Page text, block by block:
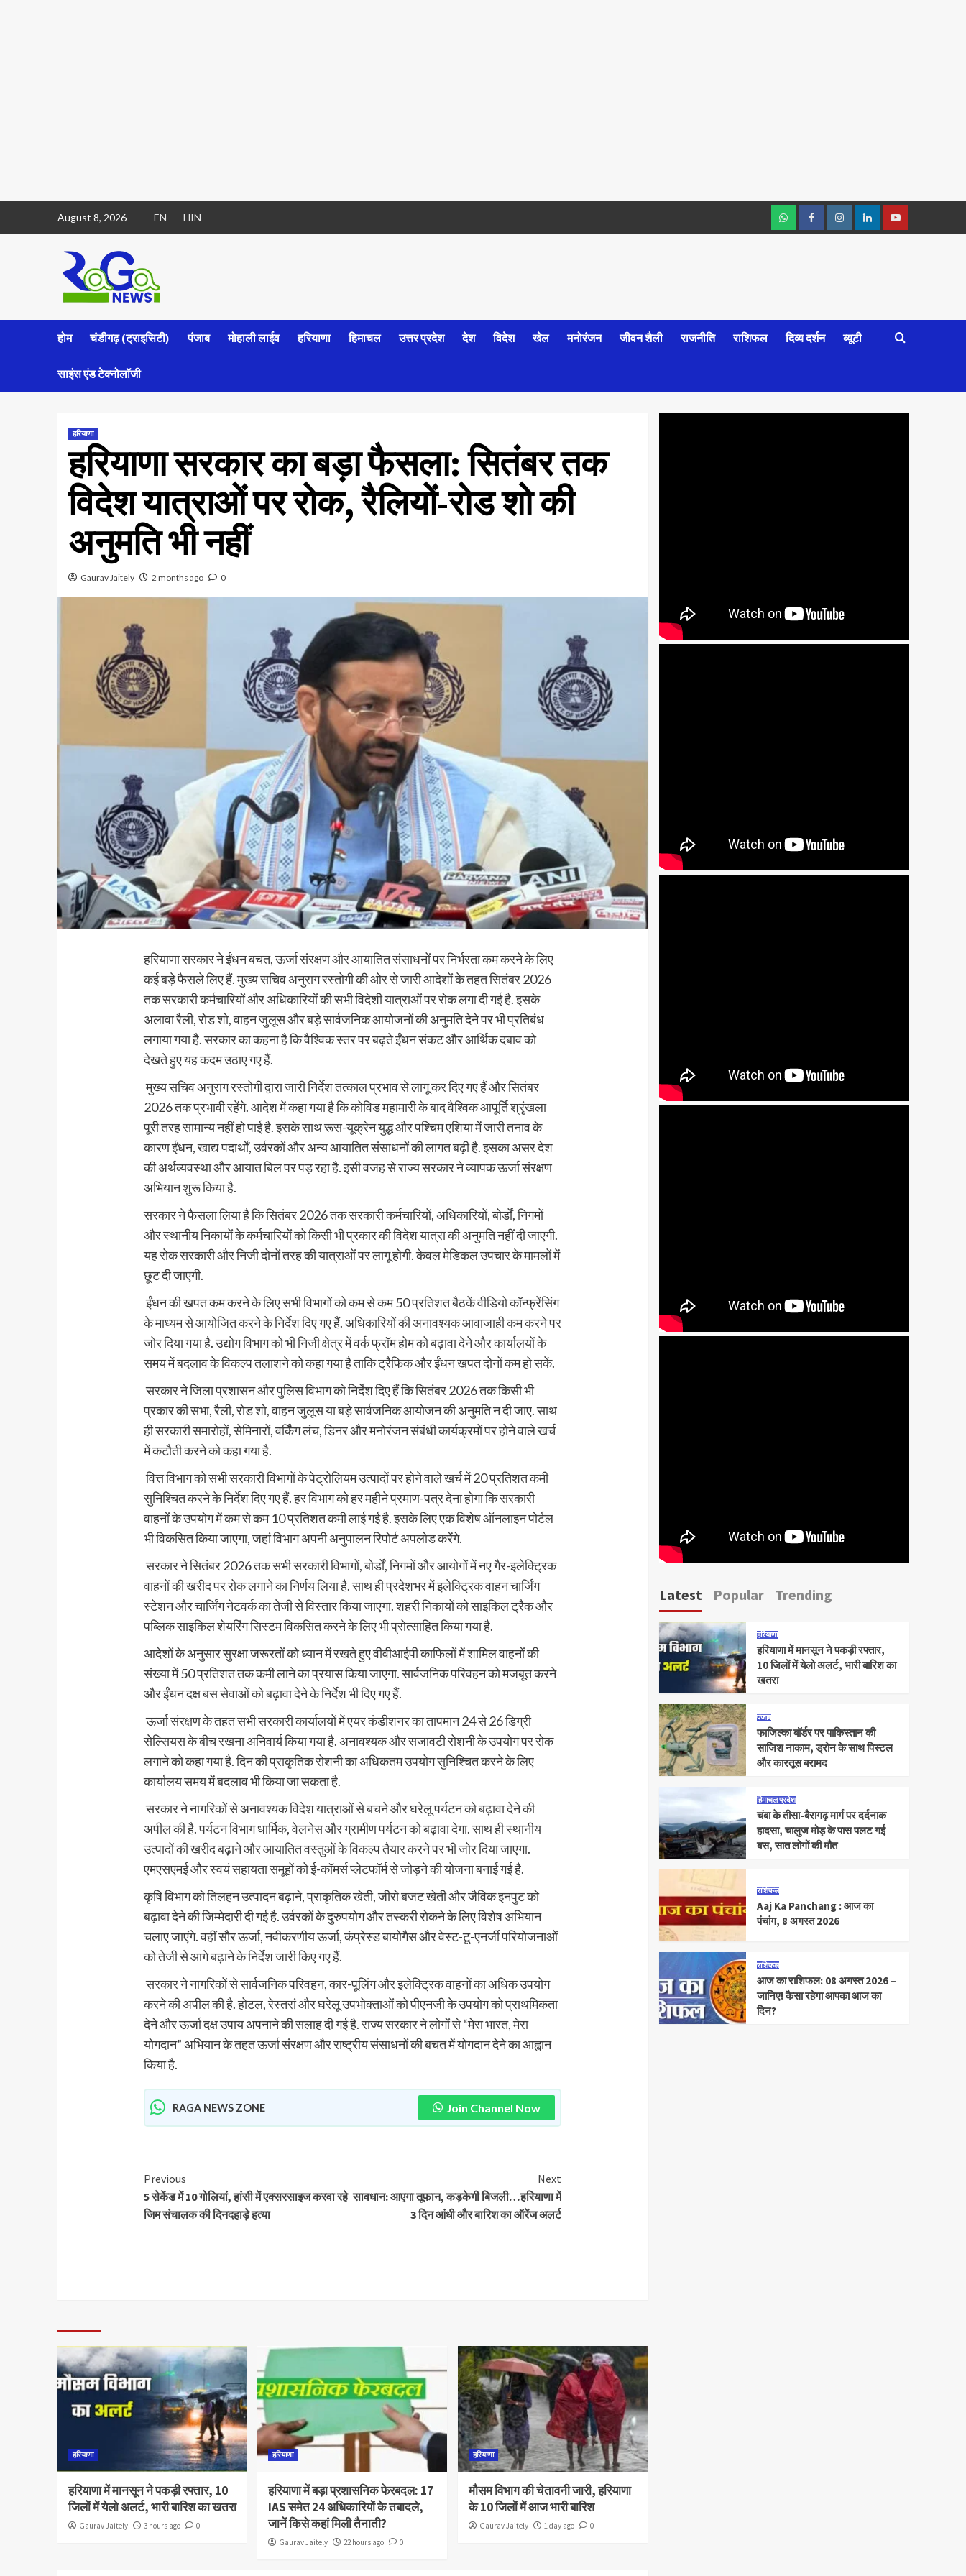
August 8, 2026 EN HIN
होम चंडीगढ़ (ट्राइसिटी) पंजाब मोहाली लाईव हरियाणा हिमाचल उत्तर प्रदेश देश विदेश खेल मनोरंजन जीवन शैली राजनीति राशिफल दिव्य दर्शन ब्यूटी
साइंस एंड टेक्नोलॉजी
हरियाणा
हरियाणा सरकार का बड़ा फैसला: सितंबर तक
विदेश यात्राओं पर रोक, रैलियों-रोड शो की
अनुमति भी नहीं
Gaurav Jaitely 2 months ago 0
हरियाणा सरकार ने ईंधन बचत, ऊर्जा संरक्षण और आयातित संसाधनों पर निर्भरता कम करने के लिए
कई बड़े फैसले लिए हैं. मुख्य सचिव अनुराग रस्तोगी की ओर से जारी आदेशों के तहत सितंबर 2026
तक सरकारी कर्मचारियों और अधिकारियों की सभी विदेशी यात्राओं पर रोक लगा दी गई है. इसके
अलावा रैली, रोड शो, वाहन जुलूस और बड़े सार्वजनिक आयोजनों की अनुमति देने पर भी प्रतिबंध
लगाया गया है. सरकार का कहना है कि वैश्विक स्तर पर बढ़ते ईंधन संकट और आर्थिक दबाव को
देखते हुए यह कदम उठाए गए हैं.
मुख्य सचिव अनुराग रस्तोगी द्वारा जारी निर्देश तत्काल प्रभाव से लागू कर दिए गए हैं और सितंबर
2026 तक प्रभावी रहेंगे. आदेश में कहा गया है कि कोविड महामारी के बाद वैश्विक आपूर्ति श्रृंखला
पूरी तरह सामान्य नहीं हो पाई है. इसके साथ रूस-यूक्रेन युद्ध और पश्चिम एशिया में जारी तनाव के
कारण ईंधन, खाद्य पदार्थों, उर्वरकों और अन्य आयातित संसाधनों की लागत बढ़ी है. इसका असर देश
की अर्थव्यवस्था और आयात बिल पर पड़ रहा है. इसी वजह से राज्य सरकार ने व्यापक ऊर्जा संरक्षण
अभियान शुरू किया है.
सरकार ने फैसला लिया है कि सितंबर 2026 तक सरकारी कर्मचारियों, अधिकारियों, बोर्डों, निगमों
और स्थानीय निकायों के कर्मचारियों को किसी भी प्रकार की विदेश यात्रा की अनुमति नहीं दी जाएगी.
यह रोक सरकारी और निजी दोनों तरह की यात्राओं पर लागू होगी. केवल मेडिकल उपचार के मामलों में
छूट दी जाएगी.
ईंधन की खपत कम करने के लिए सभी विभागों को कम से कम 50 प्रतिशत बैठकें वीडियो कॉन्फ्रेंसिंग
के माध्यम से आयोजित करने के निर्देश दिए गए हैं. अधिकारियों की अनावश्यक आवाजाही कम करने पर
जोर दिया गया है. उद्योग विभाग को भी निजी क्षेत्र में वर्क फ्रॉम होम को बढ़ावा देने और कार्यालयों के
समय में बदलाव के विकल्प तलाशने को कहा गया है ताकि ट्रैफिक और ईंधन खपत दोनों कम हो सकें.
सरकार ने जिला प्रशासन और पुलिस विभाग को निर्देश दिए हैं कि सितंबर 2026 तक किसी भी
प्रकार की सभा, रैली, रोड शो, वाहन जुलूस या बड़े सार्वजनिक आयोजन की अनुमति न दी जाए. साथ
ही सरकारी समारोहों, सेमिनारों, वर्किंग लंच, डिनर और मनोरंजन संबंधी कार्यक्रमों पर होने वाले खर्च
में कटौती करने को कहा गया है.
वित्त विभाग को सभी सरकारी विभागों के पेट्रोलियम उत्पादों पर होने वाले खर्च में 20 प्रतिशत कमी
सुनिश्चित करने के निर्देश दिए गए हैं. हर विभाग को हर महीने प्रमाण-पत्र देना होगा कि सरकारी
वाहनों के उपयोग में कम से कम 10 प्रतिशत कमी लाई गई है. इसके लिए एक विशेष ऑनलाइन पोर्टल
भी विकसित किया जाएगा, जहां विभाग अपनी अनुपालन रिपोर्ट अपलोड करेंगे.
सरकार ने सितंबर 2026 तक सभी सरकारी विभागों, बोर्डों, निगमों और आयोगों में नए गैर-इलेक्ट्रिक
वाहनों की खरीद पर रोक लगाने का निर्णय लिया है. साथ ही प्रदेशभर में इलेक्ट्रिक वाहन चार्जिंग
स्टेशन और चार्जिंग नेटवर्क का तेजी से विस्तार किया जाएगा. शहरी निकायों को साइकिल ट्रैक और
पब्लिक साइकिल शेयरिंग सिस्टम विकसित करने के लिए भी प्रोत्साहित किया गया है.
आदेशों के अनुसार सुरक्षा जरूरतों को ध्यान में रखते हुए वीवीआईपी काफिलों में शामिल वाहनों की
संख्या में 50 प्रतिशत तक कमी लाने का प्रयास किया जाएगा. सार्वजनिक परिवहन को मजबूत करने
और ईंधन दक्ष बस सेवाओं को बढ़ावा देने के निर्देश भी दिए गए हैं.
ऊर्जा संरक्षण के तहत सभी सरकारी कार्यालयों में एयर कंडीशनर का तापमान 24 से 26 डिग्री
सेल्सियस के बीच रखना अनिवार्य किया गया है. अनावश्यक और सजावटी रोशनी के उपयोग पर रोक
लगाने को कहा गया है. दिन की प्राकृतिक रोशनी का अधिकतम उपयोग सुनिश्चित करने के लिए
कार्यालय समय में बदलाव भी किया जा सकता है.
सरकार ने नागरिकों से अनावश्यक विदेश यात्राओं से बचने और घरेलू पर्यटन को बढ़ावा देने की
अपील की है. पर्यटन विभाग धार्मिक, वेलनेस और ग्रामीण पर्यटन को बढ़ावा देगा. साथ ही स्थानीय
उत्पादों की खरीद बढ़ाने और आयातित वस्तुओं के विकल्प तैयार करने पर भी जोर दिया जाएगा.
एमएसएमई और स्वयं सहायता समूहों को ई-कॉमर्स प्लेटफॉर्म से जोड़ने की योजना बनाई गई है.
कृषि विभाग को तिलहन उत्पादन बढ़ाने, प्राकृतिक खेती, जीरो बजट खेती और जैविक इनपुट को
बढ़ावा देने की जिम्मेदारी दी गई है. उर्वरकों के दुरुपयोग और तस्करी रोकने के लिए विशेष अभियान
चलाए जाएंगे. वहीं सौर ऊर्जा, नवीकरणीय ऊर्जा, कंप्रेस्ड बायोगैस और वेस्ट-टू-एनर्जी परियोजनाओं
को तेजी से आगे बढ़ाने के निर्देश जारी किए गए हैं.
सरकार ने नागरिकों से सार्वजनिक परिवहन, कार-पूलिंग और इलेक्ट्रिक वाहनों का अधिक उपयोग
करने की अपील की है. होटल, रेस्तरां और घरेलू उपभोक्ताओं को पीएनजी के उपयोग को प्राथमिकता
देने और ऊर्जा दक्ष उपाय अपनाने की सलाह दी गई है. राज्य सरकार ने लोगों से “मेरा भारत, मेरा
योगदान” अभियान के तहत ऊर्जा संरक्षण और राष्ट्रीय संसाधनों की बचत में योगदान देने का आह्वान
किया है.
RAGA NEWS ZONE Join Channel Now
Previous
5 सेकेंड में 10 गोलियां, हांसी में एक्सरसाइज करवा रहे
जिम संचालक की दिनदहाड़े हत्या
Next
सावधान: आएगा तूफान, कड़केगी बिजली…हरियाणा में
3 दिन आंधी और बारिश का ऑरेंज अलर्ट
हरियाणा
हरियाणा में मानसून ने पकड़ी रफ्तार, 10
जिलों में येलो अलर्ट, भारी बारिश का खतरा
Gaurav Jaitely 3 hours ago 0
हरियाणा
हरियाणा में बड़ा प्रशासनिक फेरबदल: 17
IAS समेत 24 अधिकारियों के तबादले,
जानें किसे कहां मिली तैनाती?
Gaurav Jaitely 22 hours ago 0
हरियाणा
मौसम विभाग की चेतावनी जारी, हरियाणा
के 10 जिलों में आज भारी बारिश
Gaurav Jaitely 1 day ago 0
Latest Popular Trending
हरियाणा
हरियाणा में मानसून ने पकड़ी रफ्तार,
10 जिलों में येलो अलर्ट, भारी बारिश का
खतरा
पंजाब
फाजिल्का बॉर्डर पर पाकिस्तान की
साजिश नाकाम, ड्रोन के साथ पिस्टल
और कारतूस बरामद
हिमाचल प्रदेश
चंबा के तीसा-बैरागढ़ मार्ग पर दर्दनाक
हादसा, चालुज मोड़ के पास पलट गई
बस, सात लोगों की मौत
राशिफल
Aaj Ka Panchang : आज का
पंचांग, 8 अगस्त 2026
राशिफल
आज का राशिफल: 08 अगस्त 2026 –
जानिए! कैसा रहेगा आपका आज का
दिन?